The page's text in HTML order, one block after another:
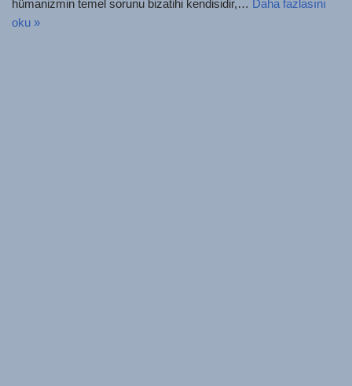
hümanizmin temel sorunu bizatihi kendisidir,… Daha fazlasını
oku »